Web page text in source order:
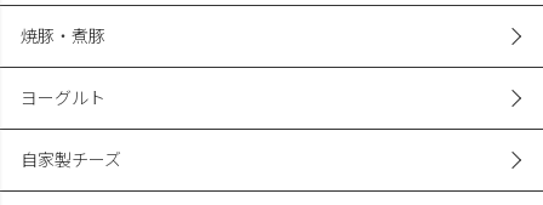
焼豚・煮豚
ヨーグルト
自家製チーズ